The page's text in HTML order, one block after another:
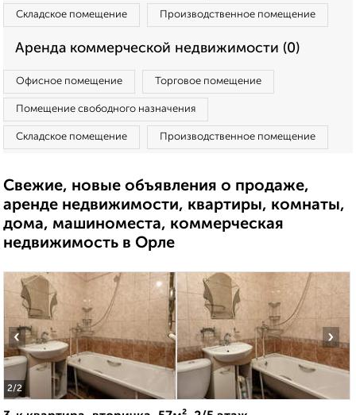
Складское помещение Производственное помещение
Аренда коммерческой недвижимости (0)
Офисное помещение Торговое помещение
Помещение свободного назначения
Складское помещение Производственное помещение
Свежие, новые объявления о продаже,
аренде недвижимости, квартиры, комнаты,
дома, машиноместа, коммерческая
недвижимость в Орле
2/2
‹ ›